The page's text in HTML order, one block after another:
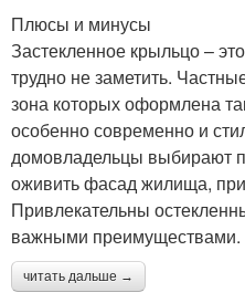
Плюсы и минусы
Застекленное крыльцо –
трудно не заметить.
зона которых оформлена
особенно современно и
домовладельцы выбирают
оживить фасад жилища,
Привлекательны
важными преимуществами.
читать дальше →